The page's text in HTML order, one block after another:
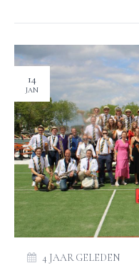
14
JAN
4 JAAR GELEDEN